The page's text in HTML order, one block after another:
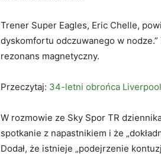
Trener Super Eagles, Eric Chelle,
dyskomfortu odczuwanego w nodze.”
rezonans magnetyczny.
Przeczytaj: 34-letni obrońca
W rozmowie ze Sky Spor TR
spotkanie z napastnikiem i że
Dodał, że istnieje „podejrzenie